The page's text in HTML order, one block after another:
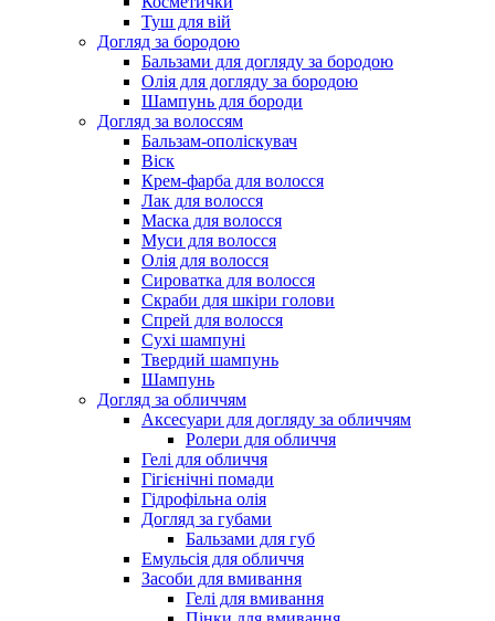
Туш для вій
Догляд за бородою
Бальзами для догляду за бородою
Олія для догляду за бородою
Шампунь для бороди
Догляд за волоссям
Бальзам-ополіскувач
Віск
Крем-фарба для волосся
Лак для волосся
Маска для волосся
Муси для волосся
Олія для волосся
Сироватка для волосся
Скраби для шкіри голови
Спрей для волосся
Сухі шампуні
Твердий шампунь
Шампунь
Догляд за обличчям
Аксесуари для догляду за обличчям
Ролери для обличчя
Гелі для обличчя
Гігієнічні помади
Гідрофільна олія
Догляд за губами
Бальзами для губ
Емульсія для обличчя
Засоби для вмивання
Гелі для вмивання